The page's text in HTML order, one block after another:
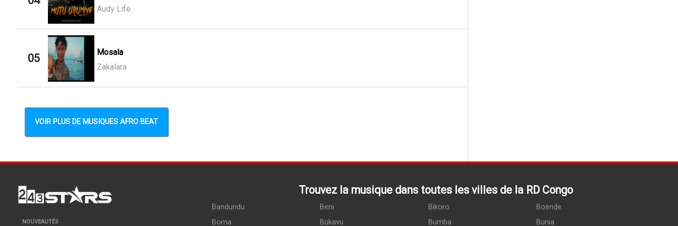
Audy Life
05
Mosala
Zakalara
VOIR PLUS DE MUSIQUES AFRO BEAT
NOUVEAUTÉS
Trouvez la musique dans toutes les villes de la RD Congo
Bandundu Beni Bikoro
Boende
Boma
Bukavu Bumba Bunia